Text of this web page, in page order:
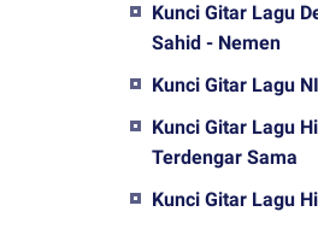
Kunci Gitar Lagu
Sahid - Nemen
Kunci Gitar Lagu
Kunci Gitar Lagu
Terdengar Sama
Kunci Gitar Lagu